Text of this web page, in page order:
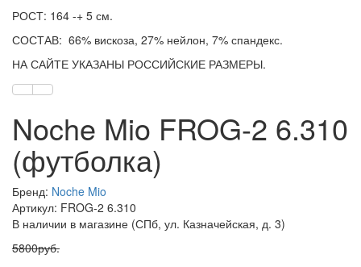
РОСТ: 164 -+ 5 см.
СОСТАВ: 66% вискоза, 27% нейлон, 7% спандекс.
НА САЙТЕ УКАЗАНЫ РОССИЙСКИЕ РАЗМЕРЫ.
Noche Mio FROG-2 6.310
(футболка)
Бренд: Noche Mio
Артикул: FROG-2 6.310
В наличии в магазине (СПб, ул. Казначейская, д. 3)
5800руб.